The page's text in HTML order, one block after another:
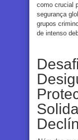
como crucial
segurança
grupos
de intenso